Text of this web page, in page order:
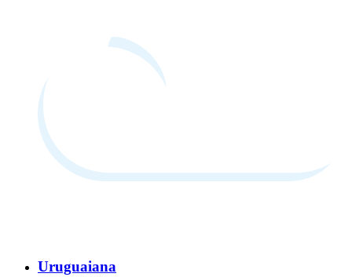
Uruguaiana